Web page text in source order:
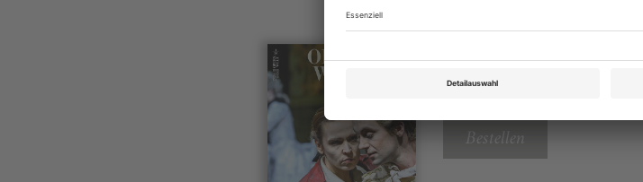
Rubrik: Magazin, Seite 62
von Marc Zitzmann
Bestellen